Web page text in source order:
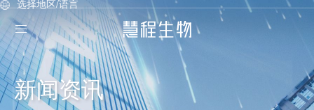
选择地区/语言
新闻资讯